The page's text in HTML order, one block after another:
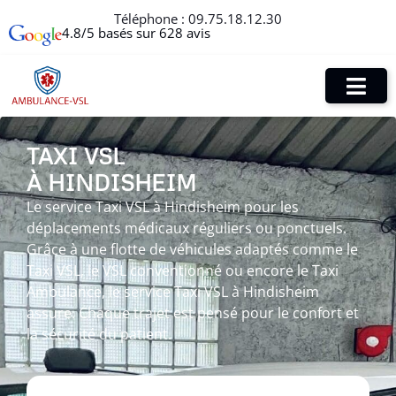
Téléphone : 09.75.18.12.30
4.8/5 basés sur 628 avis
TAXI VSL
À HINDISHEIM
Le service Taxi VSL à Hindisheim pour les
déplacements médicaux réguliers ou ponctuels.
Grâce à une flotte de véhicules adaptés comme le
Taxi VSL, le VSL conventionné ou encore le Taxi
Ambulance, le service Taxi VSL à Hindisheim
assure. Chaque trajet est pensé pour le confort et
la sécurité du patient.